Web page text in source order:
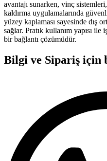
avantajı sunarken, vinç
kaldırma uygulamalarında
yüzey kaplaması sayesinde dış
sağlar. Pratık kullanım yapısı
bir bağlantı çözümüdür.
Bilgi ve Sipariş için